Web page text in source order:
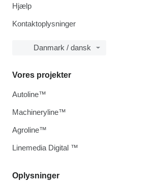
Hjælp
Kontaktoplysninger
Danmark / dansk
Oplysninger
Vores projekter
Autoline™
Machineryline™
Agroline™
Linemedia Digital ™